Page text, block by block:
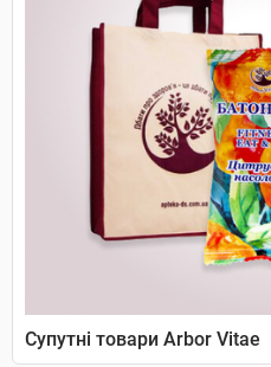
Супутні товари Arbor Vitae